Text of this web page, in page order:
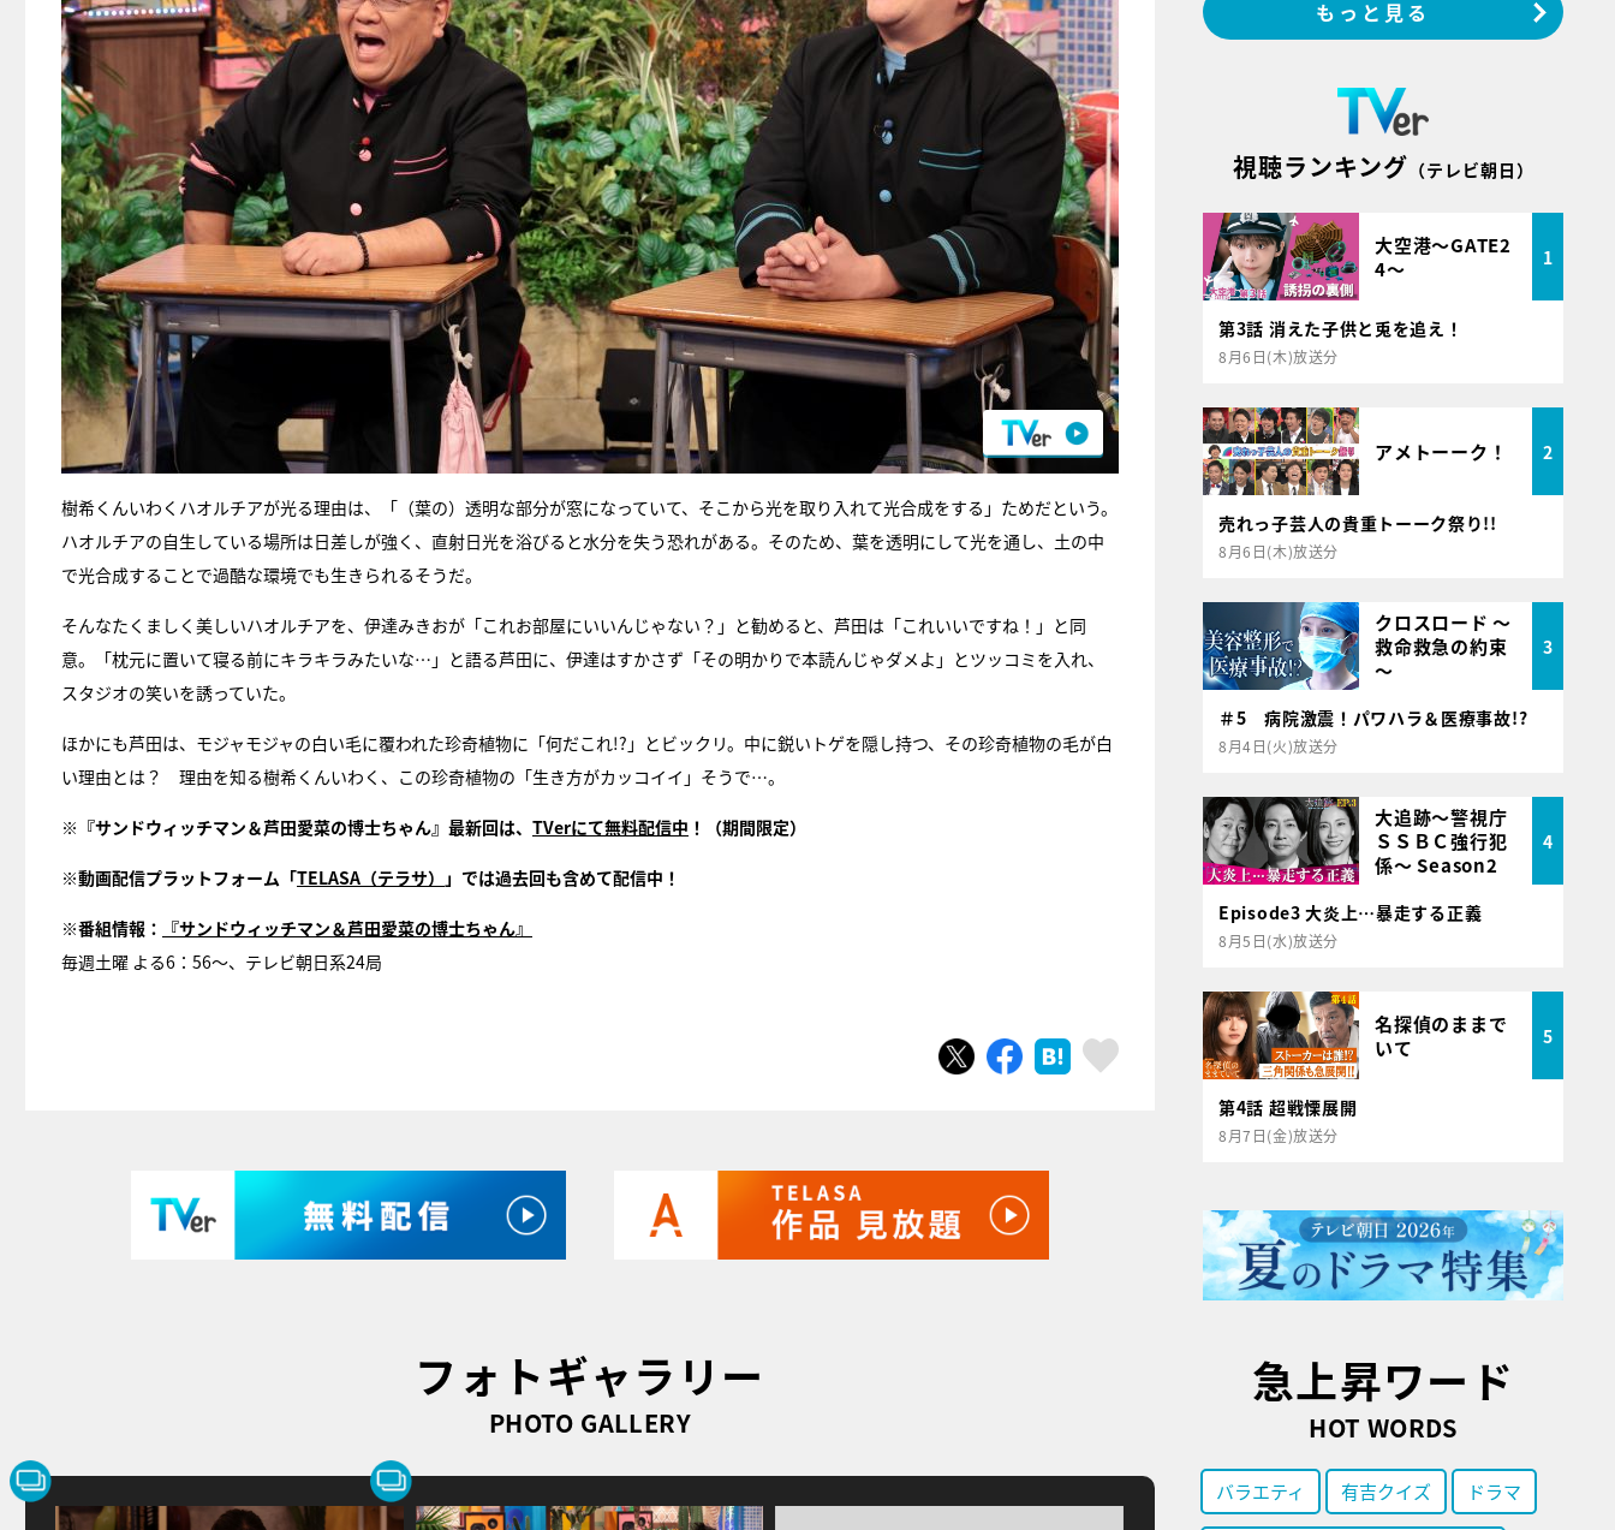
樹希くんいわくハオルチアが光る理由は、「（葉の）透明な部分が窓になっていて、そこから光を取り入れて光合成をする」ためだという。
ハオルチアの自生している場所は日差しが強く、直射日光を浴びると水分を失う恐れがある。そのため、葉を透明にして光を通し、土の中
で光合成することで過酷な環境でも生きられるそうだ。
そんなたくましく美しいハオルチアを、伊達みきおが「これお部屋にいいんじゃない？」と勧めると、芦田は「これいいですね！」と同
意。「枕元に置いて寝る前にキラキラみたいな…」と語る芦田に、伊達はすかさず「その明かりで本読んじゃダメよ」とツッコミを入れ、
スタジオの笑いを誘っていた。
ほかにも芦田は、モジャモジャの白い毛に覆われた珍奇植物に「何だこれ!?」とビックリ。中に鋭いトゲを隠し持つ、その珍奇植物の毛が白
い理由とは？ 理由を知る樹希くんいわく、この珍奇植物の「生き方がカッコイイ」そうで…。
※『サンドウィッチマン＆芦田愛菜の博士ちゃん』最新回は、 TVerにて無料配信中 ！（期間限定）
※動画配信プラットフォーム「TELASA （テラサ） 」では過去回も含めて配信中！
※番組情報： 『サンドウィッチマン＆芦田愛菜の博士ちゃん』
毎週土曜 よる6：56～、テレビ朝日系24局
ツイートシェア はてブ スキボタン
フォトギャラリー
PHOTO GALLERY
もっと見る
視聴ランキング （テレビ朝日）
大空港～GATE2
4～
1
第3話 消えた子供と兎を追え！
8月6日(木)放送分
アメトーーク！ 2
売れっ子芸人の貴重トーーク祭り!!
8月6日(木)放送分
クロスロード ～
救命救急の約束
～
3
＃5 病院激震！パワハラ＆医療事故!?
8月4日(火)放送分
大追跡～警視庁
ＳＳＢＣ強行犯
係～ Season2
4
Episode3 大炎上…暴走する正義
8月5日(水)放送分
名探偵のままで
いて
5
第4話 超戦慄展開
8月7日(金)放送分
急上昇ワード
HOT WORDS
バラエティ 有吉クイズ ドラマ